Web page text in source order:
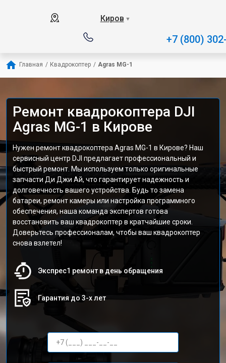
Киров ▼
+7 (800)
Главная / Квадрокоптер / Agras MG-1
Ремонт квадрокоптера DJI
Agras MG-1 в Кирове
Нужен ремонт квадрокоптера Agras MG-1 в Кирове? Наш
сервисный центр DJI предлагает профессиональный и
быстрый ремонт. Мы используем только оригинальные
запчасти Ди Джи Ай, что гарантирует надежность и
долговечность вашего устройства. Будь то замена
батареи, ремонт камеры или настройка программного
обеспечения, наша команда экспертов готова
восстановить ваш квадрокоптер в кратчайшие сроки.
Доверьтесь профессионалам, чтобы ваш квадрокоптер
снова взлетел!
Экспрес1 ремонт в день обращения
Гарантия до 3-х лет